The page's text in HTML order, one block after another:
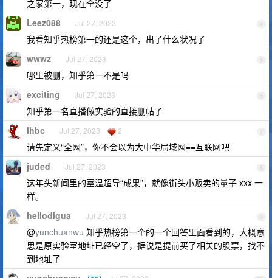
之家第一，现在全没了
4
Leez088 Jul 27, 2023
我看知乎热榜第一的还是这个，出了什么状况了
5
wwwz Jul 27, 2023
哪里被删，知乎第一不是吗
6
exciting Jul 27, 2023
知乎第一名直播做实验的直接删帖了
7
lhbc Jul 27, 2023 2
请先定义“全网”，你不会以为大中华局域网==互联网吧
8
juded Jul 27, 2023
这年头新闻里的室温超导“成果”，就像街头小贩卖的量子 xxx 一
样。
9
hellodigua Jul 27, 2023
@yunchuanwu 知乎热榜第一个的一个回答里面看到的，大概意
思是原实验室地址已经空了，据说是提前买了相关的股票，找不
到地址了